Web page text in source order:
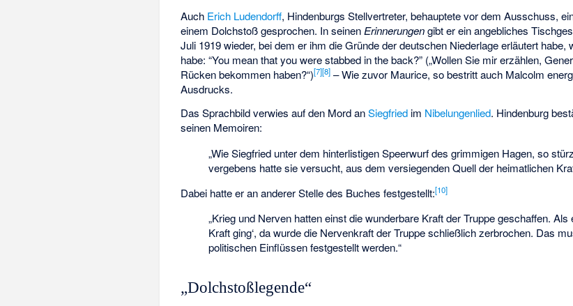
Auch Erich Ludendorff, Hindenburgs Stellvertreter, behauptete vor dem Ausschuss,
einem Dolchstoß gesprochen. In seinen Erinnerungengibt er ein angebliches
Juli 1919 wieder, bei dem er ihm die Gründe der deutschen Niederlage erläutert
habe: “You mean that you were stabbed in the back?” („Wollen Sie mir erzählen,
Rücken bekommen haben?“)[7][8] – Wie zuvor Maurice, so bestritt auch Malcolm
Ausdrucks.
Das Sprachbild verwies auf den Mord anSiegfried im Nibelungenlied. Hindenburg
seinen Memoiren:
„Wie Siegfried unter dem hinterlistigen Speerwurf des grimmigen Hagen, so
vergebens hatte sie versucht, aus dem versiegenden Quell der heimatlichen
Dabei hatte er an anderer Stelle des Buches festgestellt:[10]
„Krieg und Nerven hatten einst die wunderbare Kraft der Truppe geschaffen. Als
Kraft ging‘, da wurde die Nervenkraft der Truppe schließlich zerbrochen. Das
politischen Einflüssen festgestellt werden.“
„Dolchstoßlegende“